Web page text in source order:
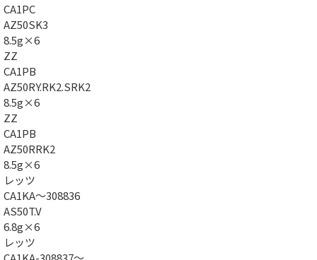
CA1PC
AZ50SK3
8.5g×6
ZZ
CA1PB
AZ50RY.RK2.SRK2
8.5g×6
ZZ
CA1PB
AZ50RRK2
8.5g×6
レッツ
CA1KA～308836
AS50T.V
6.8g×6
レッツ